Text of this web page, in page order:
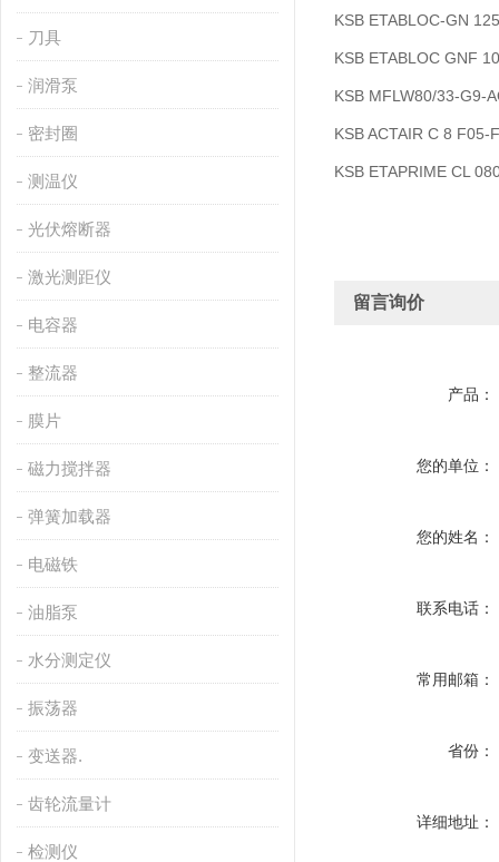
刀具
润滑泵
密封圈
测温仪
光伏熔断器
激光测距仪
电容器
整流器
膜片
磁力搅拌器
弹簧加载器
电磁铁
油脂泵
水分测定仪
振荡器
变送器.
齿轮流量计
检测仪
KSB ETABLOC-GN
KSB ETABLOC GNF
KSB MFLW80/33-G9-
KSB ACTAIR C 8
KSB ETAPRIME CL
留言询价
产品：
您的单位：
您的姓名：
联系电话：
常用邮箱：
省份：
详细地址：